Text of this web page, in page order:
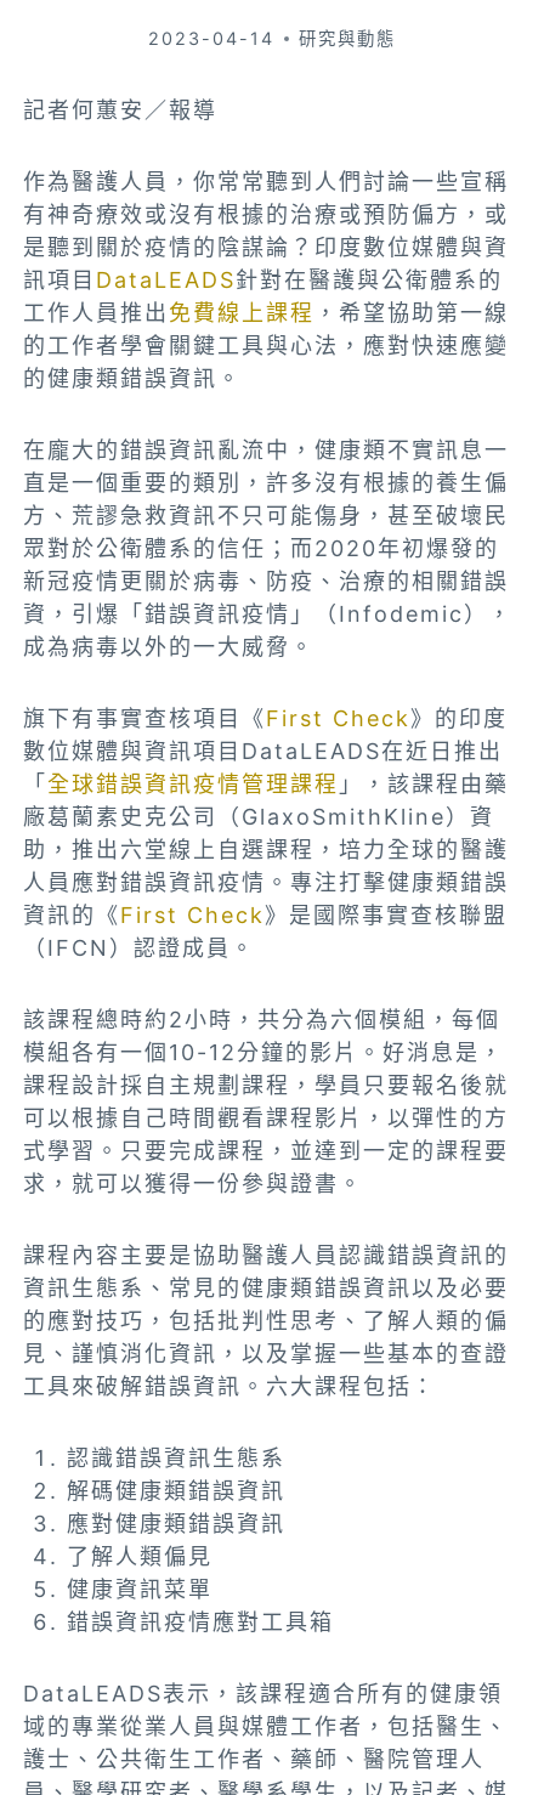
2023-04-14 研究與動態
記者何蕙安／報導
作為醫護人員，你常常聽到人們討論一些宣稱
有神奇療效或沒有根據的治療或預防偏方，或
是聽到關於疫情的陰謀論？印度數位媒體與資
訊項目 DataLEADS針對在醫護與公衛體系的
工作人員推出 免費線上課程 ，希望協助第一線
的工作者學會關鍵工具與心法，應對快速應變
的健康類錯誤資訊。
在龐大的錯誤資訊亂流中，健康類不實訊息一
直是一個重要的類別，許多沒有根據的養生偏
方、荒謬急救資訊不只可能傷身，甚至破壞民
眾對於公衛體系的信任；而2020年初爆發的
新冠疫情更關於病毒、防疫、治療的相關錯誤
資，引爆「錯誤資訊疫情」（Infodemic），
成為病毒以外的一大威脅。
旗下有事實查核項目《First Check》的印度
數位媒體與資訊項目DataLEADS在近日推出
「全球錯誤資訊疫情管理課程 」，該課程由藥
廠葛蘭素史克公司（GlaxoSmithKline）資
助，推出六堂線上自選課程，培力全球的醫護
人員應對錯誤資訊疫情。專注打擊健康類錯誤
資訊的《First Check》是國際事實查核聯盟
（IFCN）認證成員。
該課程總時約2小時，共分為六個模組，每個
模組各有一個10-12分鐘的影片。好消息是，
課程設計採自主規劃課程，學員只要報名後就
可以根據自己時間觀看課程影片，以彈性的方
式學習。只要完成課程，並達到一定的課程要
求，就可以獲得一份參與證書。
課程內容主要是協助醫護人員認識錯誤資訊的
資訊生態系、常見的健康類錯誤資訊以及必要
的應對技巧，包括批判性思考、了解人類的偏
見、謹慎消化資訊，以及掌握一些基本的查證
工具來破解錯誤資訊。六大課程包括：
認識錯誤資訊生態系
解碼健康類錯誤資訊
應對健康類錯誤資訊
了解人類偏見
健康資訊菜單
錯誤資訊疫情應對工具箱
DataLEADS表示，該課程適合所有的健康領
域的專業從業人員與媒體工作者，包括醫生、
護士、公共衛生工作者、藥師、醫院管理人